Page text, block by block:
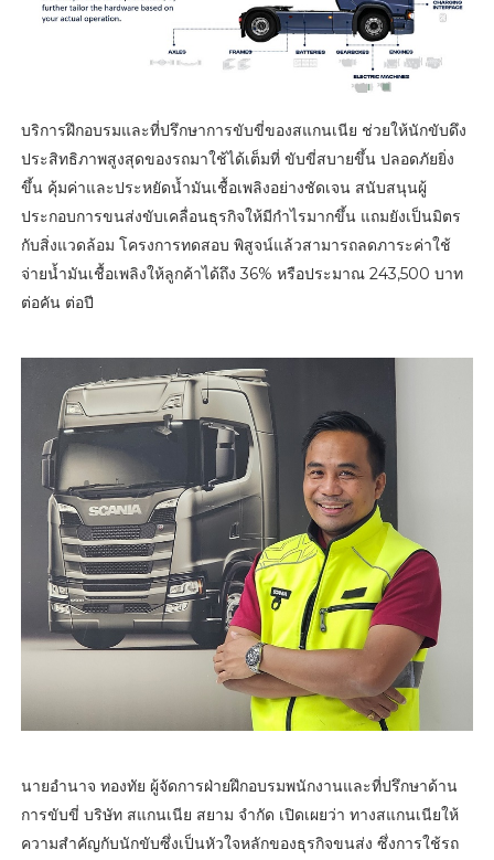
บริการฝึกอบรมและที่ปรึกษาการขับขี่ของสแกนเนีย ช่วยให้นักขับดึง
ประสิทธิภาพสูงสุดของรถมาใช้ได้เต็มที่ ขับขี่สบายขึ้น ปลอดภัยยิ่ง
ขึ้น คุ้มค่าและประหยัดน้ำมันเชื้อเพลิงอย่างชัดเจน สนับสนุนผู้
ประกอบการขนส่งขับเคลื่อนธุรกิจให้มีกำไรมากขึ้น แถมยังเป็นมิตร
กับสิ่งแวดล้อม โครงการทดสอบ พิสูจน์แล้วสามารถลดภาระค่าใช้
จ่ายน้ำมันเชื้อเพลิงให้ลูกค้าได้ถึง 36% หรือประมาณ 243,500 บาท
ต่อคัน ต่อปี
นายอำนาจ ทองทัย ผู้จัดการฝ่ายฝึกอบรมพนักงานและที่ปรึกษาด้าน
การขับขี่ บริษัท สแกนเนีย สยาม จำกัด เปิดเผยว่า ทางสแกนเนียให้
ความสำคัญกับนักขับซึ่งเป็นหัวใจหลักของธุรกิจขนส่ง ซึ่งการใช้รถ